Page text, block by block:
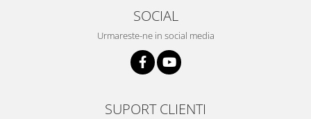
SOCIAL
Urmareste-ne in social media
SUPORT CLIENTI